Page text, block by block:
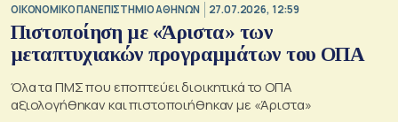
ΟΙΚΟΝΟΜΙΚΟ ΠΑΝΕΠΙΣΤΗΜΙΟ ΑΘΗΝΩΝ 27.07.2026, 12:59
Πιστοποίηση με «Άριστα» των
μεταπτυχιακών προγραμμάτων του ΟΠΑ
Όλα τα ΠΜΣ που εποπτεύει διοικητικά το ΟΠΑ
αξιολογήθηκαν και πιστοποιήθηκαν με «Άριστα»